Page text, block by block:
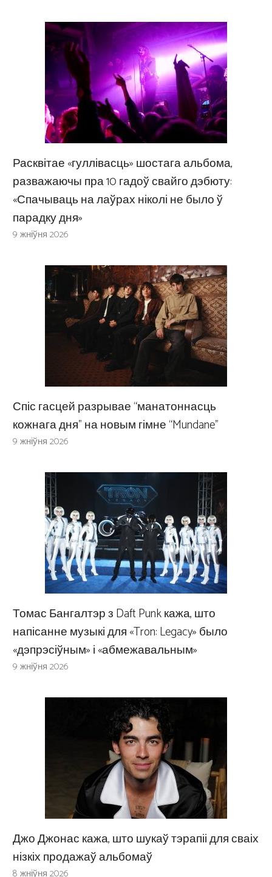
Расквітае «гуллівасць» шостага альбома,
разважаючы пра 10 гадоў свайго дэбюту:
«Спачываць на лаўрах ніколі не было ў
парадку дня»
9 жніўня 2026
Спіс гасцей разрывае “манатоннасць
кожнага дня” на новым гімне “Mundane”
9 жніўня 2026
Томас Бангалтэр з Daft Punk кажа, што
напісанне музыкі для «Tron: Legacy» было
«дэпрэсіўным» і «абмежавальным»
9 жніўня 2026
Джо Джонас кажа, што шукаў тэрапіі для сваіх
нізкіх продажаў альбомаў
8 жніўня 2026